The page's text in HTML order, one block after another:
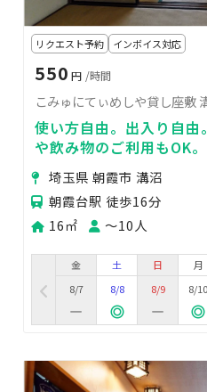
リクエスト予約 インボイス対応
550 円 /時間
こみゅにてぃめしや貸し座敷
使い方自由。出入り自
や飲み物のご利用もOK
対応しますので、まずは
埼玉県 朝霞市 溝沼
朝霞台駅 徒歩16分
16㎡
〜10人
金
8/7
土
8/8
日
8/9
月
8/10